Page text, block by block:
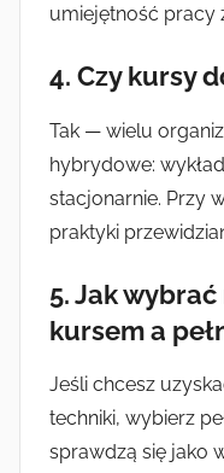
umiejętność pracy
4. Czy kursy
Tak — wielu
hybrydowe:
stacjonarnie. Przy
praktyki
5. Jak
kursem a
Jeśli chcesz
techniki, wybierz
sprawdzą się jako